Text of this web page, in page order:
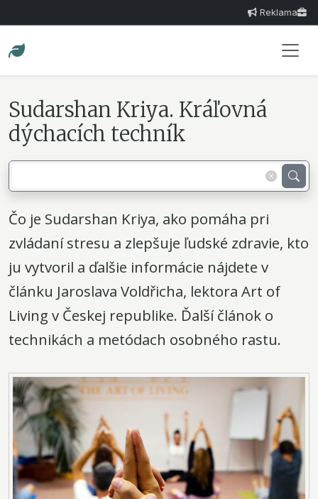
Reklama
Sudarshan Kriya. Kráľovná
dýchacích techník
Čo je Sudarshan Kriya, ako pomáha pri
zvládaní stresu a zlepšuje ľudské zdravie, kto
ju vytvoril a ďalšie informácie nájdete v
článku Jaroslava Voldřicha, lektora Art of
Living v Českej republike. Ďalší článok o
technikách a metódach osobného rastu.